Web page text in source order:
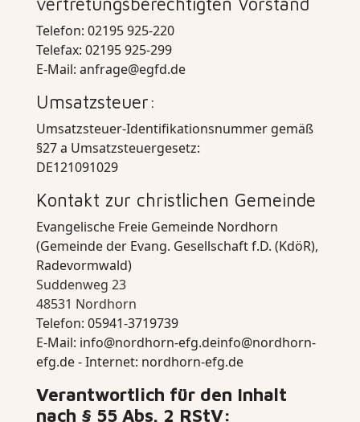
Telefon: 02195 925-220
Telefax: 02195 925-299
E-Mail:anfrage@egfd.de
Umsatzsteuer:
Umsatzsteuer-Identifikationsnummer gemäß
§27 a Umsatzsteuergesetz:
DE121091029
Kontakt zur christlichen Gemeinde
Evangelische Freie Gemeinde Nordhorn
(Gemeinde der Evang. Gesellschaft f.D. (KdöR),
Radevormwald)
Suddenweg 23
48531 Nordhorn
Telefon: 05941-3719739
E-Mail: info@nordhorn-efg.deinfo@nordhorn-
efg.de- Internet: nordhorn-efg.de
Verantwortlich für den Inhalt
nach § 55 Abs. 2 RStV: